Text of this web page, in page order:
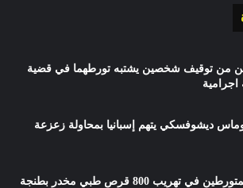
من توقيف شخصين يشتبه تورطهما في قضية
اجرامية
ديشوفسكي يتهم إسبانيا بمحاولة زعزعة
تهريب 800 قرص طبي مخدر بطنجة